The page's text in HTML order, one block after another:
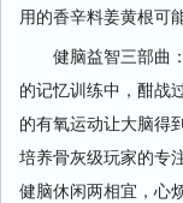
用的香辛料姜黄根可
健脑益智三部曲：
的记忆训练中，酣战
的有氧运动让大脑得
培养骨灰级玩家的专
健脑休闲两相宜，心